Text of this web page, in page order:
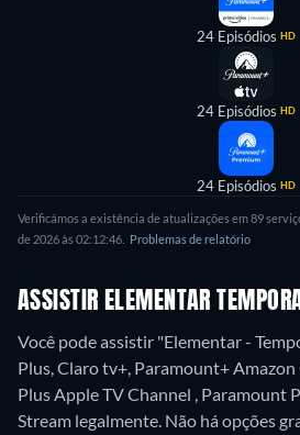
24 Episódios HD
24 Episódios HD
24 Episódios HD
Verificámos a existência de atualizações em 89
de 2026 às 02:12:46.
Problemas de relatório
ASSISTIR ELEMENTAR
Você pode assistir "Elementar -
Plus, Claro tv+, Paramount+
Plus Apple TV Channel , Paramount
Stream legalmente. Não há opções